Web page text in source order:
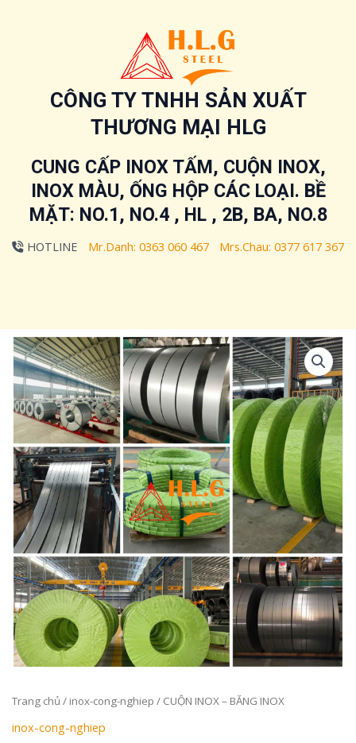
CÔNG TY TNHH SẢN XUẤT
THƯƠNG MẠI HLG
CUNG CẤP INOX TẤM, CUỘN INOX,
INOX MÀU, ỐNG HỘP CÁC LOẠI. BỀ
MẶT: NO.1, NO.4 , HL , 2B, BA, NO.8
HOTLINE Mr.Danh: 0363 060 467 Mrs.Chau: 0377 617 367
Trang chủ / inox-cong-nghiep / CUỘN INOX – BĂNG INOX
inox-cong-nghiep